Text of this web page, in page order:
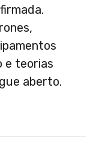
e teorias
aberto.